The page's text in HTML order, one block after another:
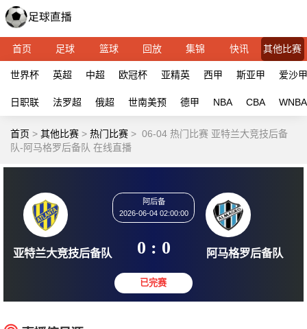
首页 足球 篮球 回放 集锦 快讯 其他比赛
世界杯 英超 中超 欧冠杯 亚精英 西甲 斯亚甲 爱沙甲
日职联 法罗超 俄超 世南美预 德甲 NBA CBA WNBA
首页 > 其他比赛 > 热门比赛 > 06-04 热门比赛 亚特兰大竞技后备
队-阿马格罗后备队 在线直播
2026-06-04 02:00:00
0 : 0